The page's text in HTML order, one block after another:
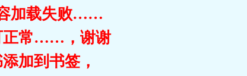
加载失败……
正常……，谢谢
加到书签，